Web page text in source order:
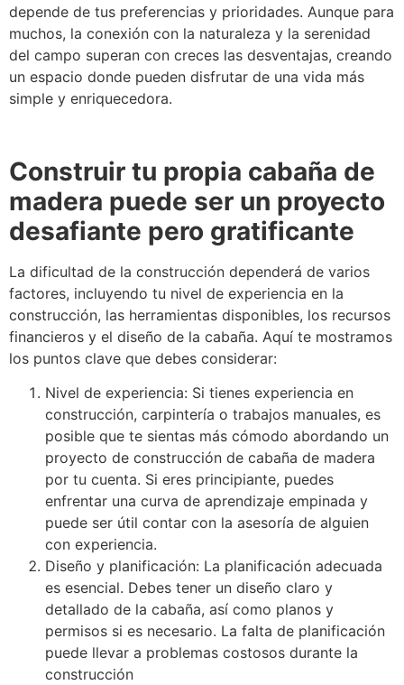
depende de tus preferencias y prioridades. Aunque para
muchos, la conexión con la naturaleza y la serenidad
del campo superan con creces las desventajas, creando
un espacio donde pueden disfrutar de una vida más
simple y enriquecedora.
Construir tu propia cabaña de
madera puede ser un proyecto
desafiante pero gratificante
La dificultad de la construcción dependerá de varios
factores, incluyendo tu nivel de experiencia en la
construcción, las herramientas disponibles, los recursos
financieros y el diseño de la cabaña. Aquí te mostramos
los puntos clave que debes considerar:
Nivel de experiencia: Si tienes experiencia en
construcción, carpintería o trabajos manuales, es
posible que te sientas más cómodo abordando un
proyecto de construcción de cabaña de madera
por tu cuenta. Si eres principiante, puedes
enfrentar una curva de aprendizaje empinada y
puede ser útil contar con la asesoría de alguien
con experiencia.
Diseño y planificación: La planificación adecuada
es esencial. Debes tener un diseño claro y
detallado de la cabaña, así como planos y
permisos si es necesario. La falta de planificación
puede llevar a problemas costosos durante la
construcción